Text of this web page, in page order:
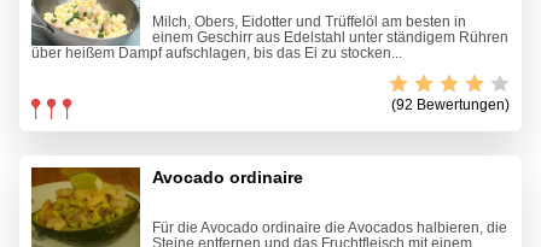
Milch, Obers, Eidotter und Trüffelöl am besten in
einem Geschirr aus Edelstahl unter ständigem Rühren
über heißem Dampf aufschlagen, bis das Ei zu stocken...
(92 Bewertungen)
Avocado ordinaire
Für die Avocado ordinaire die Avocados halbieren, die